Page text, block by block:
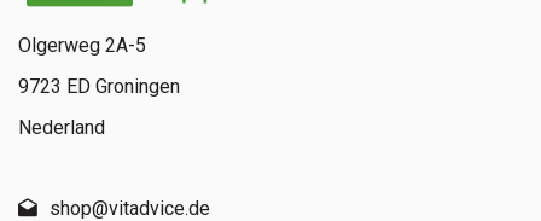
Olgerweg 2A-5
9723 ED Groningen
Nederland
shop@vitadvice.de